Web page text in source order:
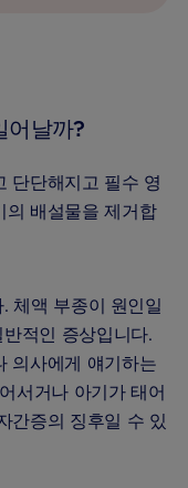
어날까?
단단해지고 필수 영
의 배설물을 제거합
체액 부종이 원인일
적인 증상입니다.
의사에게 얘기하는
서거나 아기가 태어
간증의 징후일 수 있